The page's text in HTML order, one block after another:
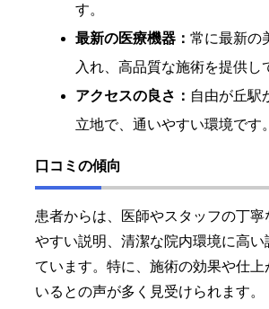
す。
最新の医療機器： 常に最新の
入れ、高品質な施術を提供し
アクセスの良さ： 自由が丘駅
立地で、通いやすい環境です。
口コミの傾向
患者からは、医師やスタッフの丁寧
やすい説明、清潔な院内環境に高
ています。特に、施術の効果や仕上
いるとの声が多く見受けられます。